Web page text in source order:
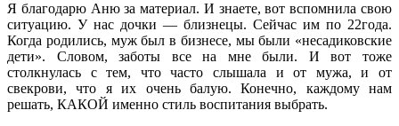
Я благодарю Аню за материал. И знаете, вот вспомнила свою
ситуацию. У нас дочки — близнецы. Сейчас им по 22года.
Когда родились, муж был в бизнесе, мы были «несадиковские
дети». Словом, заботы все на мне были. И вот тоже
столкнулась с тем, что часто слышала и от мужа, и от
свекрови, что я их очень балую. Конечно, каждому нам
решать, КАКОЙ именно стиль воспитания выбрать.